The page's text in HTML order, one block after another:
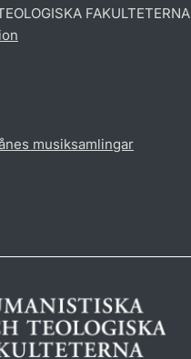
FAKULTETERNA
musiksamlingar